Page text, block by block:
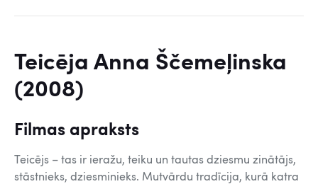
Teicēja Anna Ščemeļinska
(2008)
Filmas apraksts
Teicējs – tas ir ieražu, teiku un tautas dziesmu zinātājs,
stāstnieks, dziesminieks. Mutvārdu tradīcija, kurā katra